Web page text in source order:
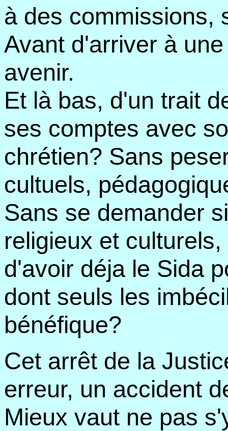
à des commissions,
Avant d'arriver à
avenir.
Et là bas, d'un trait
ses comptes avec
chrétien? Sans
cultuels,
Sans se demander
religieux et
d'avoir déja le Sida
dont seuls les
bénéfique?
Cet arrêt de la
erreur, un accident
Mieux vaut ne pas